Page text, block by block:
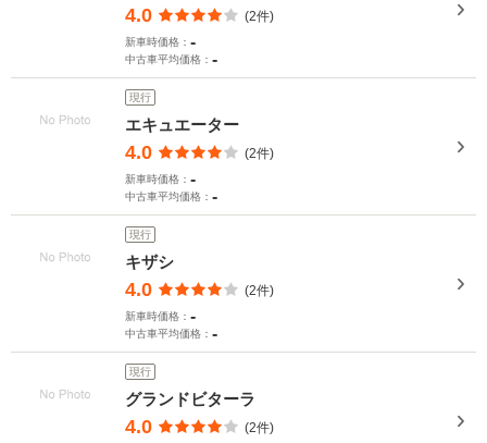
4.0 (2件)
新車時価格： -
中古車平均価格： -
現行
エキュエーター
4.0 (2件)
新車時価格： -
中古車平均価格： -
現行
キザシ
4.0 (2件)
新車時価格： -
中古車平均価格： -
現行
グランドビターラ
4.0 (2件)